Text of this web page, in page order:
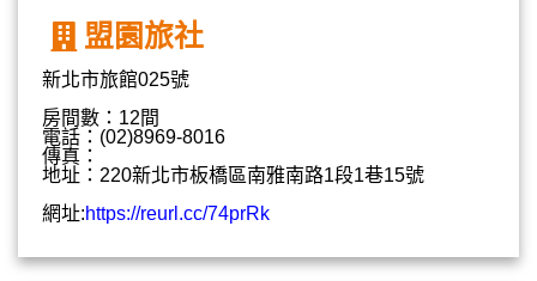
盟園旅社
新北市旅館025號
房間數：12間
電話：(02)8969-8016
傳真：
地址：220新北市板橋區南雅南路1段1巷15號
網址:https://reurl.cc/74prRk